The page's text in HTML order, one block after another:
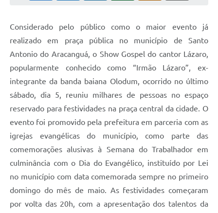
Considerado pelo público como o maior evento já
realizado em praça pública no município de Santo
Antonio do Aracanguá, o Show Gospel do cantor Lázaro,
popularmente conhecido como “Irmão Lázaro”, ex-
integrante da banda baiana Olodum, ocorrido no último
sábado, dia 5, reuniu milhares de pessoas no espaço
reservado para festividades na praça central da cidade. O
evento foi promovido pela prefeitura em parceria com as
igrejas evangélicas do município, como parte das
comemorações alusivas à Semana do Trabalhador em
culminância com o Dia do Evangélico, instituído por Lei
no município com data comemorada sempre no primeiro
domingo do mês de maio. As festividades começaram
por volta das 20h, com a apresentação dos talentos da